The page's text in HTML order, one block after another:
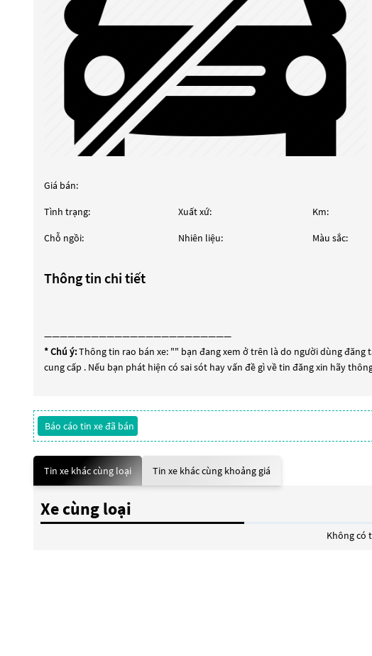
Giá bán:
Tình trạng: Xuất xứ: Km:
Chỗ ngồi: Nhiên liệu: Màu sắc:
Thông tin chi tiết
————————————————————————
* Chú ý:Thông tin rao bán xe: "" bạn đang xem ở trên là do người dùng
cung cấp . Nếu bạn phát hiện có sai sót hay vấn đề gì về tin đăng xin hãy
Báo cáo tin xe đã bán
Tin xe khác cùng loại Tin xe khác cùng khoảng giá
Xe cùng loại
Không có